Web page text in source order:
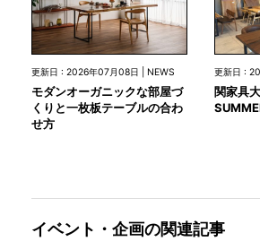
更新日 : 2026年07月08日 | NEWS
モダンオーガニックな部屋づ
くりと一枚板テーブルの合わ
せ方
更新日 :
関家具
イベント・企画の関連記事